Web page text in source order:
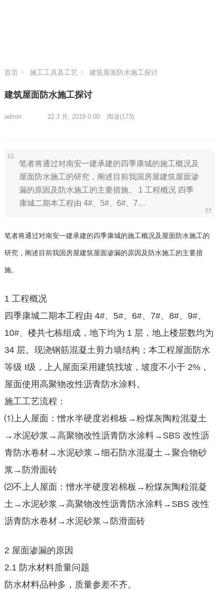
首页 施工工具及工艺 建筑屋面防水施工探讨
建筑屋面防水施工探讨
admin 22 3 月, 2019 0:00 阅读(173)
笔者将通过对南安一建承建的四季康城的施工概况及
屋面防水施工的研究，阐述目前我国房屋建筑屋面渗
漏的原因及防水施工的主要措施。 1 工程概况 四季
康城二期本工程由 4#、5#、6#、7…
笔者将通过对南安一建承建的四季康城的施工概况及屋面防水施工的
研究，阐述目前我国房屋建筑屋面渗漏的原因及防水施工的主要措
施。
1 工程概况
四季康城二期本工程由 4#、5#、6#、7#、8#、9#、
10#、楼共七栋组成，地下均为 1 层，地上楼层数均为
34 层。现浇钢筋混凝土剪力墙结构；本工程屋面防水
等级 I级，上人屋面采用建筑找坡，坡度不小于 2%，
屋面使用高聚物改性沥青防水涂料。
施工工艺流程：
⑴上人屋面：憎水半硬度岩棉板→粉煤灰陶粒混凝土
→水泥砂浆→高聚物改性沥青防水涂料→SBS 改性沥
青防水卷材→水泥砂浆→细石防水混凝土→聚合物砂
浆→防滑面砖
⑵不上人屋面：憎水半硬度岩棉板→粉煤灰陶粒混凝
土→水泥砂浆→高聚物改性沥青防水涂料→SBS 改性
沥青防水卷材→水泥砂浆→防滑面砖
2 屋面渗漏的原因
2.1 防水材料质量问题
防水材料品种多，质量参差不齐。